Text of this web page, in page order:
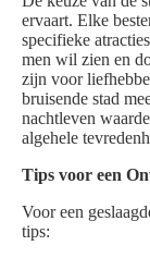
ervaart. Elke
specifieke
men wil zien en
zijn voor
bruisende stad
nachtleven
algehele
Tips voor een
Voor een
tips: